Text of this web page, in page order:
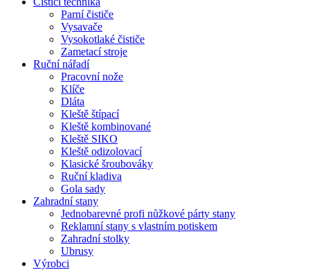
Parní čističe
Vysavače
Vysokotlaké čističe
Zametací stroje
Ruční nářadí
Pracovní nože
Klíče
Dláta
Kleště štípací
Kleště kombinované
Kleště SIKO
Kleště odizolovací
Klasické šroubováky
Ruční kladiva
Gola sady
Zahradní stany
Jednobarevné profi nůžkové párty stany
Reklamní stany s vlastním potiskem
Zahradní stolky
Ubrusy
Výrobci